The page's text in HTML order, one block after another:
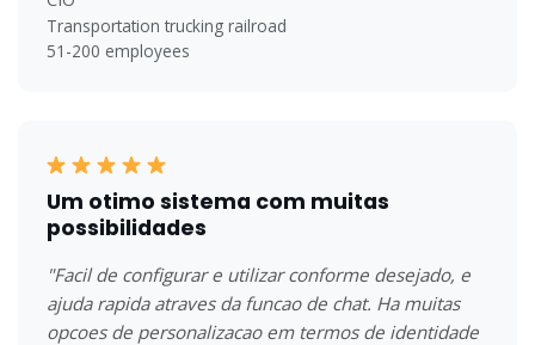
Transportation trucking railroad
51-200 employees
Um otimo sistema com muitas
possibilidades
"Facil de configurar e utilizar conforme desejado, e
ajuda rapida atraves da funcao de chat. Ha muitas
opcoes de personalizacao em termos de identidade